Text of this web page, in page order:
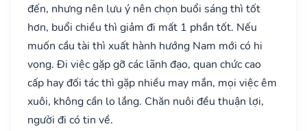
đến, nhưng nên lưu ý nên chọn buổi sáng thì tốt
hơn, buổi chiều thì giảm đi mất 1 phần tốt. Nếu
muốn cầu tài thì xuất hành hướng Nam mới có hi
vọng. Đi việc gặp gỡ các lãnh đạo, quan chức cao
cấp hay đối tác thì gặp nhiều may mắn, mọi việc êm
xuôi, không cần lo lắng. Chăn nuôi đều thuận lợi,
người đi có tin về.